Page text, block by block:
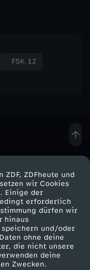
ZDFheute und
wir Cookies
Einige der
erforderlich
dürfen wir
hinaus
und/oder
ohne deine
die nicht unsere
deine
Zwecken.
FSK 12
zum ZDF